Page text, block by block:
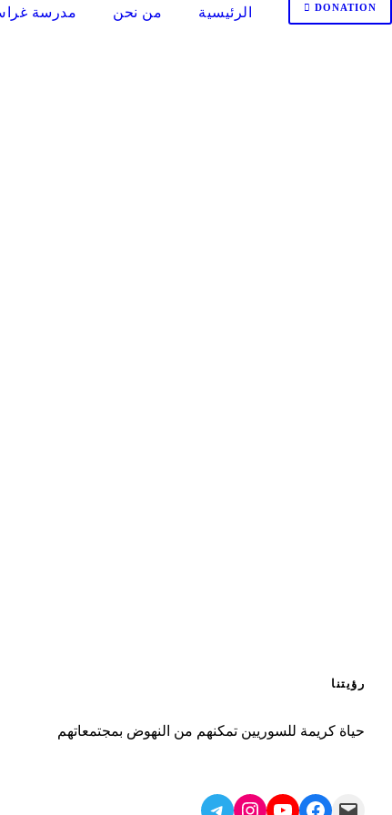
الرئيسية من نحن مدرسة DONATION
رؤيتنا
حياة كريمة للسوريين تمكنهم من النهوض بمجتمعاتهم
Mail
Facebook
YouTube
Instagram
Telegram